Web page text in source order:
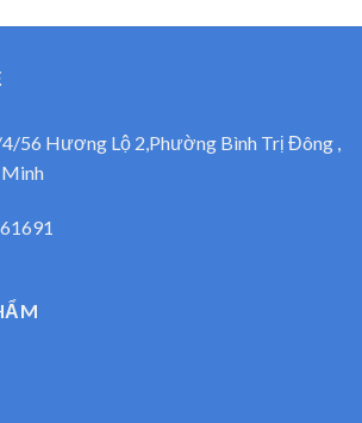
56 Hương Lộ 2,Phường Bình Trị Đông ,